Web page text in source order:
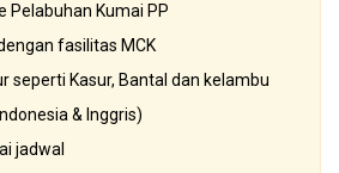
Pelabuhan Kumai PP
fasilitas MCK
seperti Kasur, Bantal dan kelambu
& Inggris)
jadwal